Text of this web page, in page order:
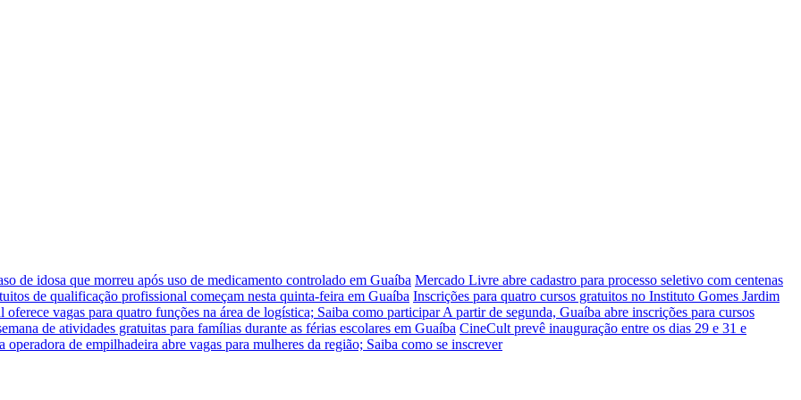
de idosa que morreu após uso de medicamento controlado em Guaíba Mercado Livre abre cadastro para processo seletivo com centenas
de qualificação profissional começam nesta quinta-feira em Guaíba Inscrições para quatro cursos gratuitos no Instituto Gomes Jardim
vagas para quatro funções na área de logística; Saiba como participarA partir de segunda, Guaíba abre inscrições para cursos
de atividades gratuitas para famílias durante as férias escolares em Guaíba CineCult prevê inauguração entre os dias 29 e 31 e
operadora de empilhadeira abre vagas para mulheres da região; Saiba como se inscrever